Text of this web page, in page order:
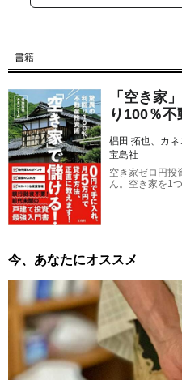
書籍
「空き家
り100％
椙田 拓也、カネ
宝島社
空き家ゼロ円投
ん。空き家を1
今、あなたにオススメ